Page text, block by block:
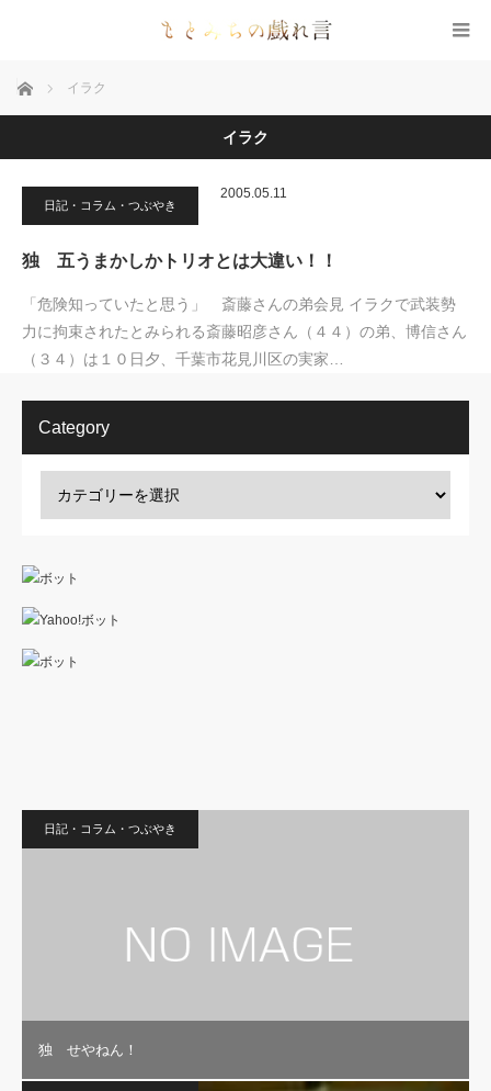
ホーム イラク
イラク
日記・コラム・つぶやき
2005.05.11
独 五うまかしかトリオとは大違い！！
「危険知っていたと思う」 斎藤さんの弟会見 イラクで武装勢
力に拘束されたとみられる斎藤昭彦さん（４４）の弟、博信さん
（３４）は１０日夕、千葉市花見川区の実家…
Category
日記・コラム・つぶやき
独 せやねん！